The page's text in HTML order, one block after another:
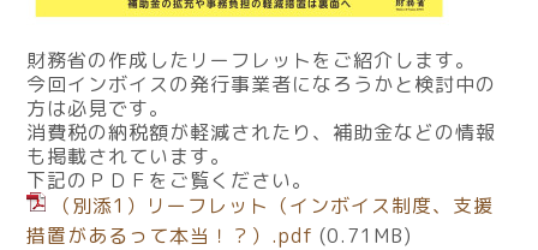
財務省の作成したリーフレットをご紹介します。
今回インボイスの発行事業者になろうかと検討中の
方は必見です。
消費税の納税額が軽減されたり、補助金などの情報
も掲載されています。
下記のＰＤＦをご覧ください。
（別添1）リーフレット（インボイス制度、支援
措置があるって本当！？）.pdf (0.71MB)